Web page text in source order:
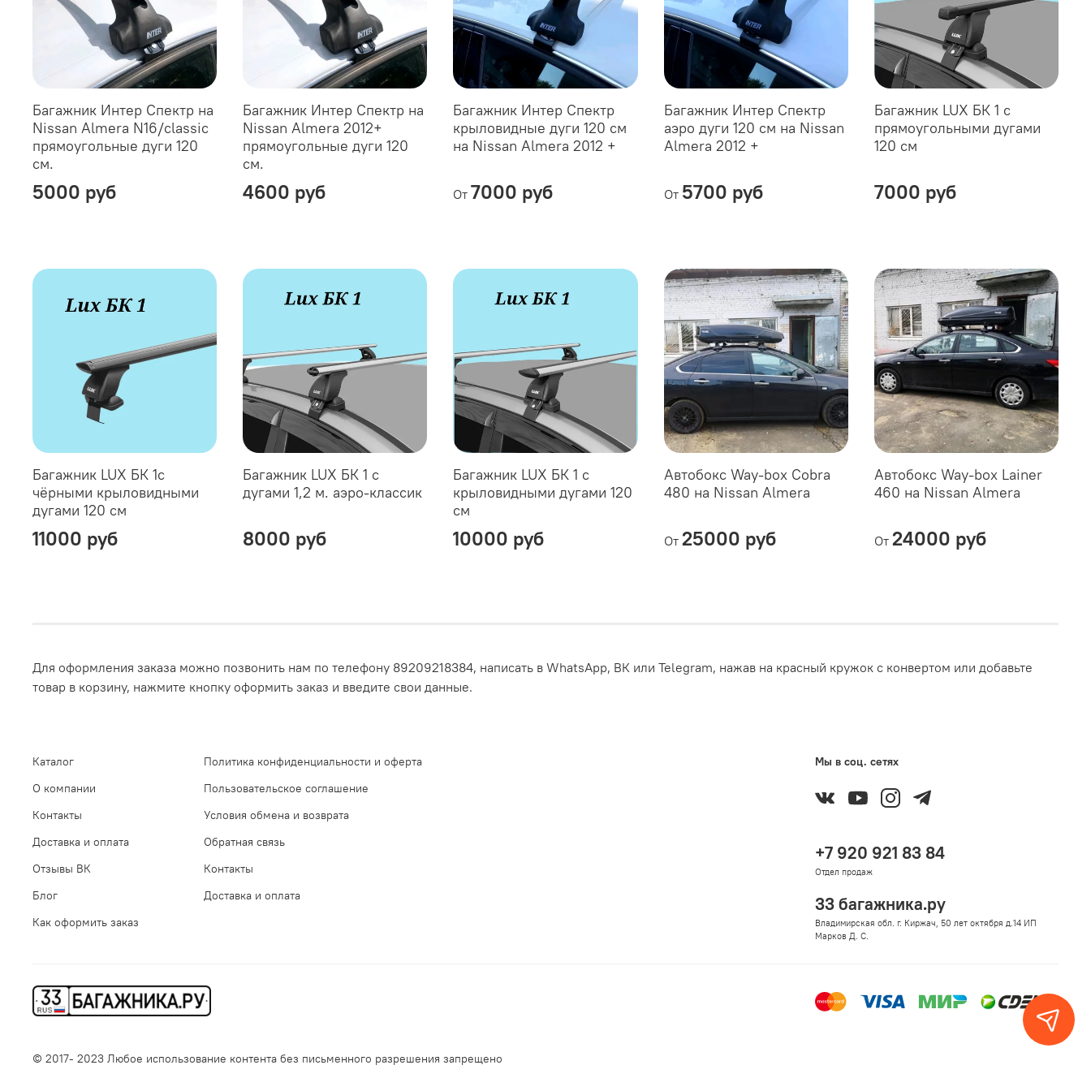
Багажник Интер Спектр на
Nissan Almera N16/classic
прямоугольные дуги 120
см.
5000 руб
Багажник Интер Спектр на
Nissan Almera 2012+
прямоугольные дуги 120
см.
4600 руб
Багажник Интер Спектр
крыловидные дуги 120 см
на Nissan Almera 2012 +
От 7000 руб
Багажник Интер Спектр
аэро дуги 120 см на Nissan
Almera 2012 +
От 5700 руб
Багажник LUX БК 1 с
прямоугольными дугами
120 см
7000 руб
Багажник LUX БК 1с
чёрными крыловидными
дугами 120 см
11000 руб
Багажник LUX БК 1 с
дугами 1,2 м. аэро-классик
8000 руб
Багажник LUX БК 1 с
крыловидными дугами 120
см
10000 руб
Автобокс Way-box Cobra
480 на Nissan Almera
От 25000 руб
Автобокс Way-box Lainer
460 на Nissan Almera
От 24000 руб
Для оформления заказа можно позвонить нам по телефону 89209218384, написать в WhatsApp, ВК или Telegram, нажав на красный кружок с конвертом или добавьте
товар в корзину, нажмите кнопку оформить заказ и введите свои данные.
Каталог
О компании
Контакты
Доставка и оплата
Отзывы ВК
Блог
Как оформить заказ
Политика конфиденциальности и оферта
Пользовательское соглашение
Условия обмена и возврата
Обратная связь
Контакты
Доставка и оплата
Мы в соц. сетях
+7 920 921 83 84
Отдел продаж
33 багажника.ру
Владимирская обл. г. Киржач, 50 лет октября д.14 ИП
Марков Д. С.
© 2017- 2023 Любое использование контента без письменного разрешения запрещено